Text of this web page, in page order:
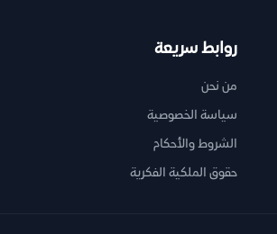
روابط سريعة
من نحن
سياسة الخصوصية
الشروط والأحكام
حقوق الملكية الفكرية